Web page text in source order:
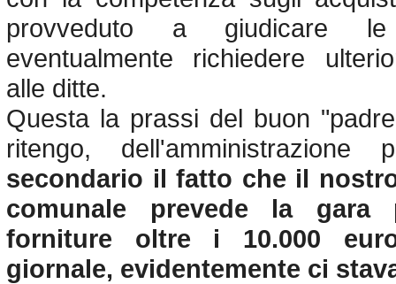
provveduto a giudicare
eventualmente richiedere
alle ditte.
Questa la prassi del buon
ritengo, dell'amministrazione
secondario il fatto che il
comunale prevede la gara
forniture oltre i 10.000
giornale, evidentemente ci